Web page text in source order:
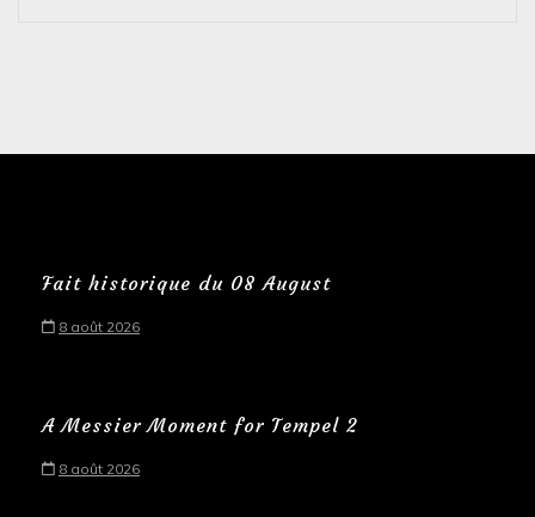
Fait historique du 08 August
8 août 2026
A Messier Moment for Tempel 2
8 août 2026